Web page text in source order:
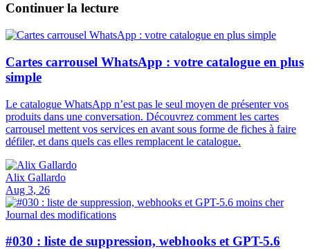
Continuer la lecture
Cartes carrousel WhatsApp : votre catalogue en plus
simple
Le catalogue WhatsApp n’est pas le seul moyen de présenter vos
produits dans une conversation. Découvrez comment les cartes
carrousel mettent vos services en avant sous forme de fiches à faire
défiler, et dans quels cas elles remplacent le catalogue.
Alix Gallardo
Aug 3, 26
Journal des modifications
#030 : liste de suppression, webhooks et GPT-5.6